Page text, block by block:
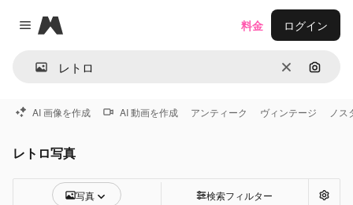
Close menu
Magnific
消去 画像で
料金 ログイン
AI 画像を作成 AI 動画を作成 アンティーク ヴィンテージ ノス
レトロ写真
写真 検索フィルター